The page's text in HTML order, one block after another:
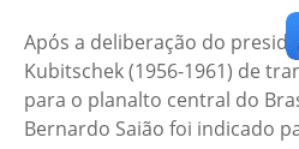
Após a deliberação do
Kubitschek (1956-1961) de
para o planalto central do
Bernardo Saião foi indicado